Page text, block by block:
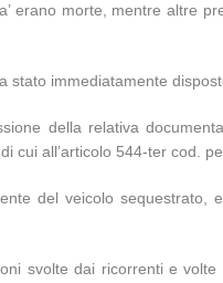
erano morte, mentre altre
immediatamente
della relativa
cui all’articolo 544-ter cod.
del veicolo
svolte dai ricorrenti e